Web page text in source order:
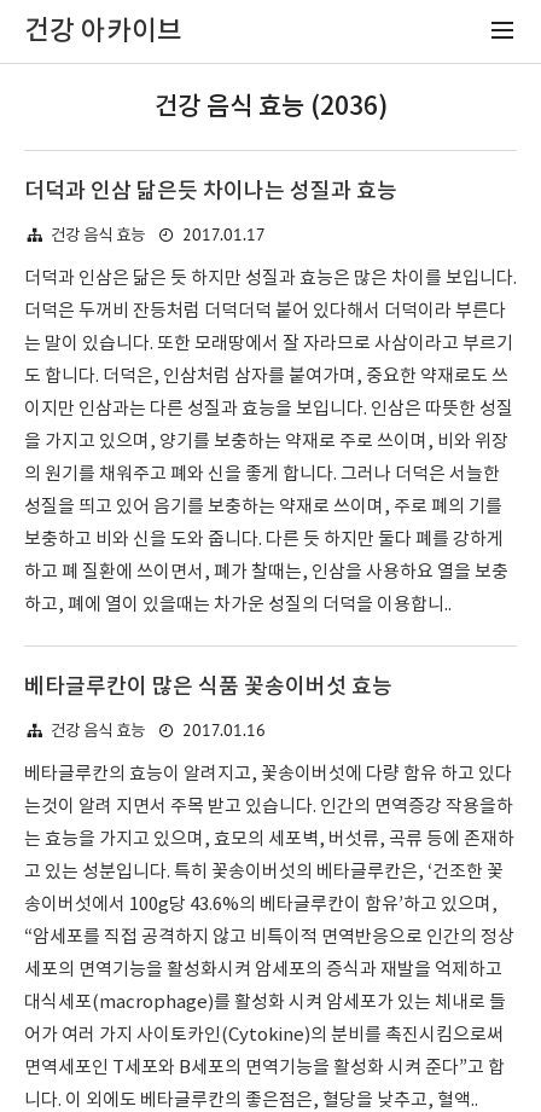
건강 아카이브
건강 음식 효능 (2036)
더덕과 인삼 닮은듯 차이나는 성질과 효능
건강 음식 효능 2017.01.17
더덕과 인삼은 닮은 듯 하지만 성질과 효능은 많은 차이를 보입니다.
더덕은 두꺼비 잔등처럼 더덕더덕 붙어 있다해서 더덕이라 부른다
는 말이 있습니다. 또한 모래땅에서 잘 자라므로 사삼이라고 부르기
도 합니다. 더덕은, 인삼처럼 삼자를 붙여가며, 중요한 약재로도 쓰
이지만 인삼과는 다른 성질과 효능을 보입니다. 인삼은 따뜻한 성질
을 가지고 있으며, 양기를 보충하는 약재로 주로 쓰이며, 비와 위장
의 원기를 채워주고 폐와 신을 좋게 합니다. 그러나 더덕은 서늘한
성질을 띄고 있어 음기를 보충하는 약재로 쓰이며, 주로 폐의 기를
보충하고 비와 신을 도와 줍니다. 다른 듯 하지만 둘다 폐를 강하게
하고 폐 질환에 쓰이면서, 폐가 찰때는, 인삼을 사용하요 열을 보충
하고, 폐에 열이 있을때는 차가운 성질의 더덕을 이용합니..
베타글루칸이 많은 식품 꽃송이버섯 효능
건강 음식 효능 2017.01.16
베타글루칸의 효능이 알려지고, 꽃송이버섯에 다량 함유 하고 있다
는것이 알려 지면서 주목 받고 있습니다. 인간의 면역증강 작용을하
는 효능을 가지고 있으며, 효모의 세포벽, 버섯류, 곡류 등에 존재하
고 있는 성분입니다. 특히 꽃송이버섯의 베타글루칸은, ‘건조한 꽃
송이버섯에서 100g당 43.6%의 베타글루칸이 함유’하고 있으며,
“암세포를 직접 공격하지 않고 비특이적 면역반응으로 인간의 정상
세포의 면역기능을 활성화시켜 암세포의 증식과 재발을 억제하고
대식세포(macrophage)를 활성화 시켜 암세포가 있는 체내로 들
어가 여러 가지 사이토카인(Cytokine)의 분비를 촉진시킴으로써
면역세포인 T세포와 B세포의 면역기능을 활성화 시켜 준다”고 합
니다. 이 외에도 베타글루칸의 좋은점은, 혈당을 낮추고, 혈액..